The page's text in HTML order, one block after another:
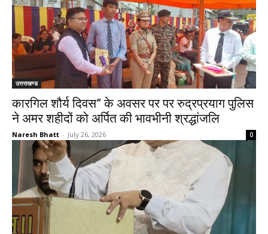
उत्तराखण्ड
कारगिल शौर्य दिवस” के अवसर पर पर रुद्रप्रयाग पुलिस
ने अमर शहीदों को अर्पित की भावभीनी श्रद्धांजलि
Naresh Bhatt - July 26, 2026 0